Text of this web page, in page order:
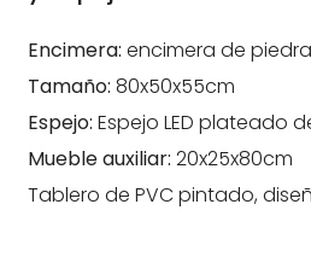
Encimera: encimera de
Tamaño: 80x50x55cm
Espejo: Espejo LED plateado
Mueble auxiliar: 20x25x80cm
Tablero de PVC pintado,